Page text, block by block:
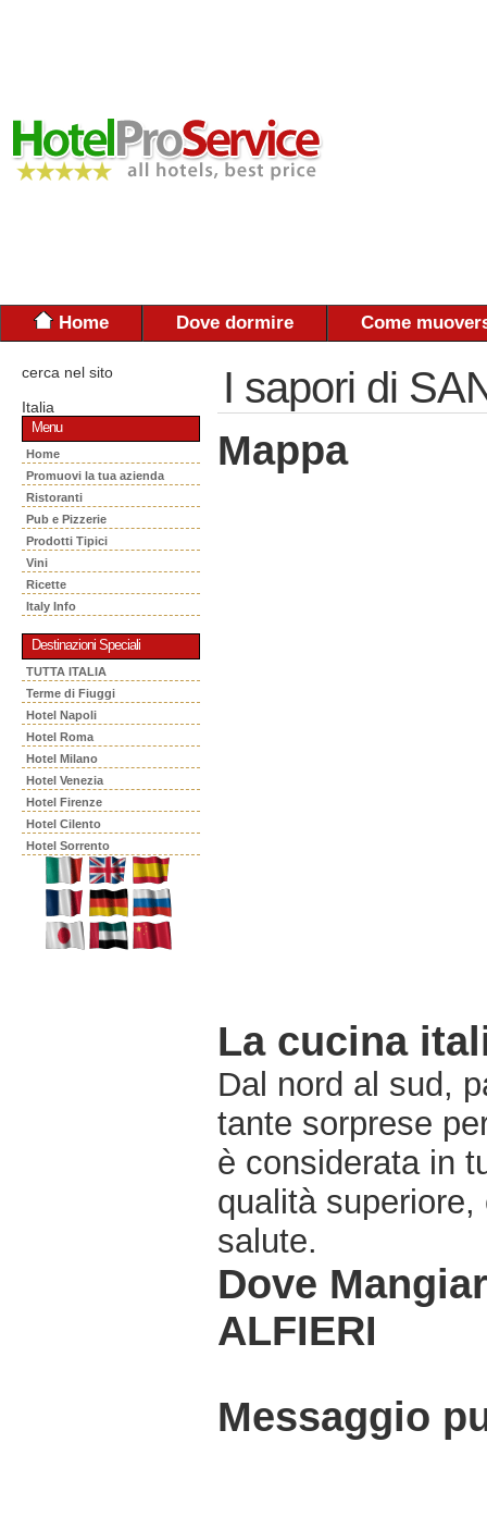
Home Dove dormire Come
cerca nel sito
Italia
Menu
Home
Promuovi la tua azienda
Ristoranti
Pub e Pizzerie
Prodotti Tipici
Vini
Ricette
Italy Info
Destinazioni Speciali
TUTTA ITALIA
Terme di Fiuggi
Hotel Napoli
Hotel Roma
Hotel Milano
Hotel Venezia
Hotel Firenze
Hotel Cilento
Hotel Sorrento
I sapori di
Mappa
La cucina
Dal nord al sud,
tante sorprese
è considerata in
qualità
salute.
Dove
ALFIERI
Messaggio